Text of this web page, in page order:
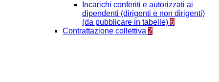
Incarichi conferiti e autorizzati ai
dipendenti (dirigenti e non dirigenti)
(da pubblicare in tabelle) 6
Contrattazione collettiva 2